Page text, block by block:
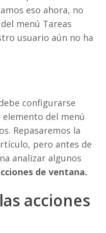
eso ahora, no
menú Tareas
usuario aún no ha
configurarse
del menú
Repasaremos la
pero antes de
analizar algunos
de ventana.
acciones